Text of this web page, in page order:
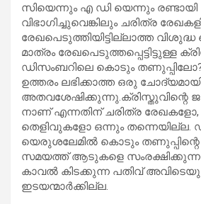
സിയെന്നും എ ഡി യെന്നും രണ്ടായി
വിഭാഗിച്ചുവെങ്കിലും ചരിത്ര
രേഖപെടുത്തിയിട്ടില്ലാത്ത
മാത്രം രേഖപെടുത്തപ്പെട്ടിട്ടുള്ള
ഡിസംബറിലെ കൊടും തണുപ്പിലോ?
ഉത്തരം ലഭിക്കാത്ത ഒരു
അതവശേഷിക്കുന്നു.ക്രിസ്തുവിന്റെ
നാണ് എന്നതിന് ചരിത്ര
തെളിവുകളോ ഒന്നും തന്നെയില്ല.
യെരുശലേമില്‍ കൊടും
സമയത്ത് ആടുകളെ
കാവല്‍ കിടക്കുന്ന പതിവ്
ഇടയന്മാര്‍ക്കില്ല.